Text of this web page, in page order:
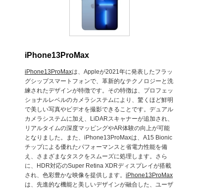
iPhone13ProMax
iPhone13ProMaxは、Appleが2021年に発表したフラッ
グシップスマートフォンで、革新的なテクノロジーと洗
練されたデザインが特徴です。その特徴は、プロフェッ
ショナルレベルのカメラシステムにより、驚くほど鮮明
で美しい写真やビデオを撮影できることです。デュアル
カメラシステムに加え、LiDARスキャナーが追加され、
リアルタイムの深度マッピングやAR体験の向上が可能
となりました。また、iPhone13ProMaxは、A15 Bionic
チップによる優れたパフォーマンスと省電力性能を備
え、さまざまなタスクをスムーズに処理します。さら
に、HDR対応のSuper Retina XDRディスプレイが搭載
され、色彩豊かな映像を提供します。 iPhone13ProMax
は、先進的な機能と美しいデザインが融合した、ユーザ